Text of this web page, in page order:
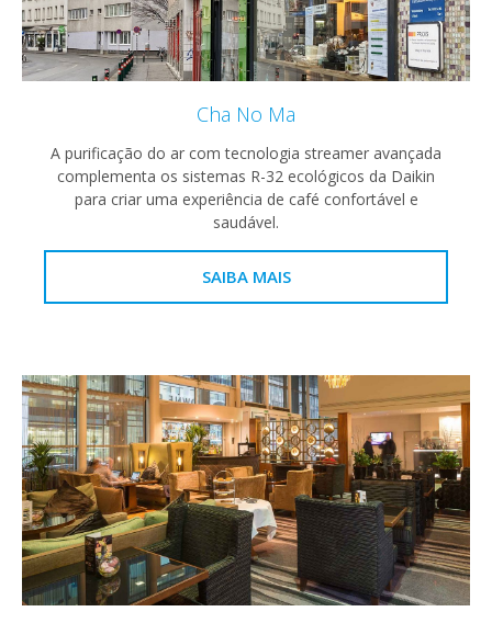
Cha No Ma
A purificação do ar com tecnologia streamer avançada
complementa os sistemas R-32 ecológicos da Daikin
para criar uma experiência de café confortável e
saudável.
SAIBA MAIS